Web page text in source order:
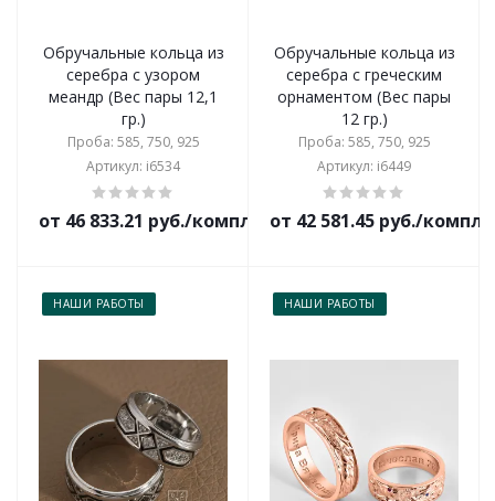
Обручальные кольца из
серебра с узором
меандр (Вес пары 12,1
гр.)
Проба: 585, 750, 925
Артикул: i6534
от 46 833.21 руб./комплект
Обручальные кольца из
серебра с греческим
орнаментом (Вес пары
12 гр.)
Проба: 585, 750, 925
Артикул: i6449
от 42 581.45 руб./
НАШИ РАБОТЫ НАШИ РАБОТЫ